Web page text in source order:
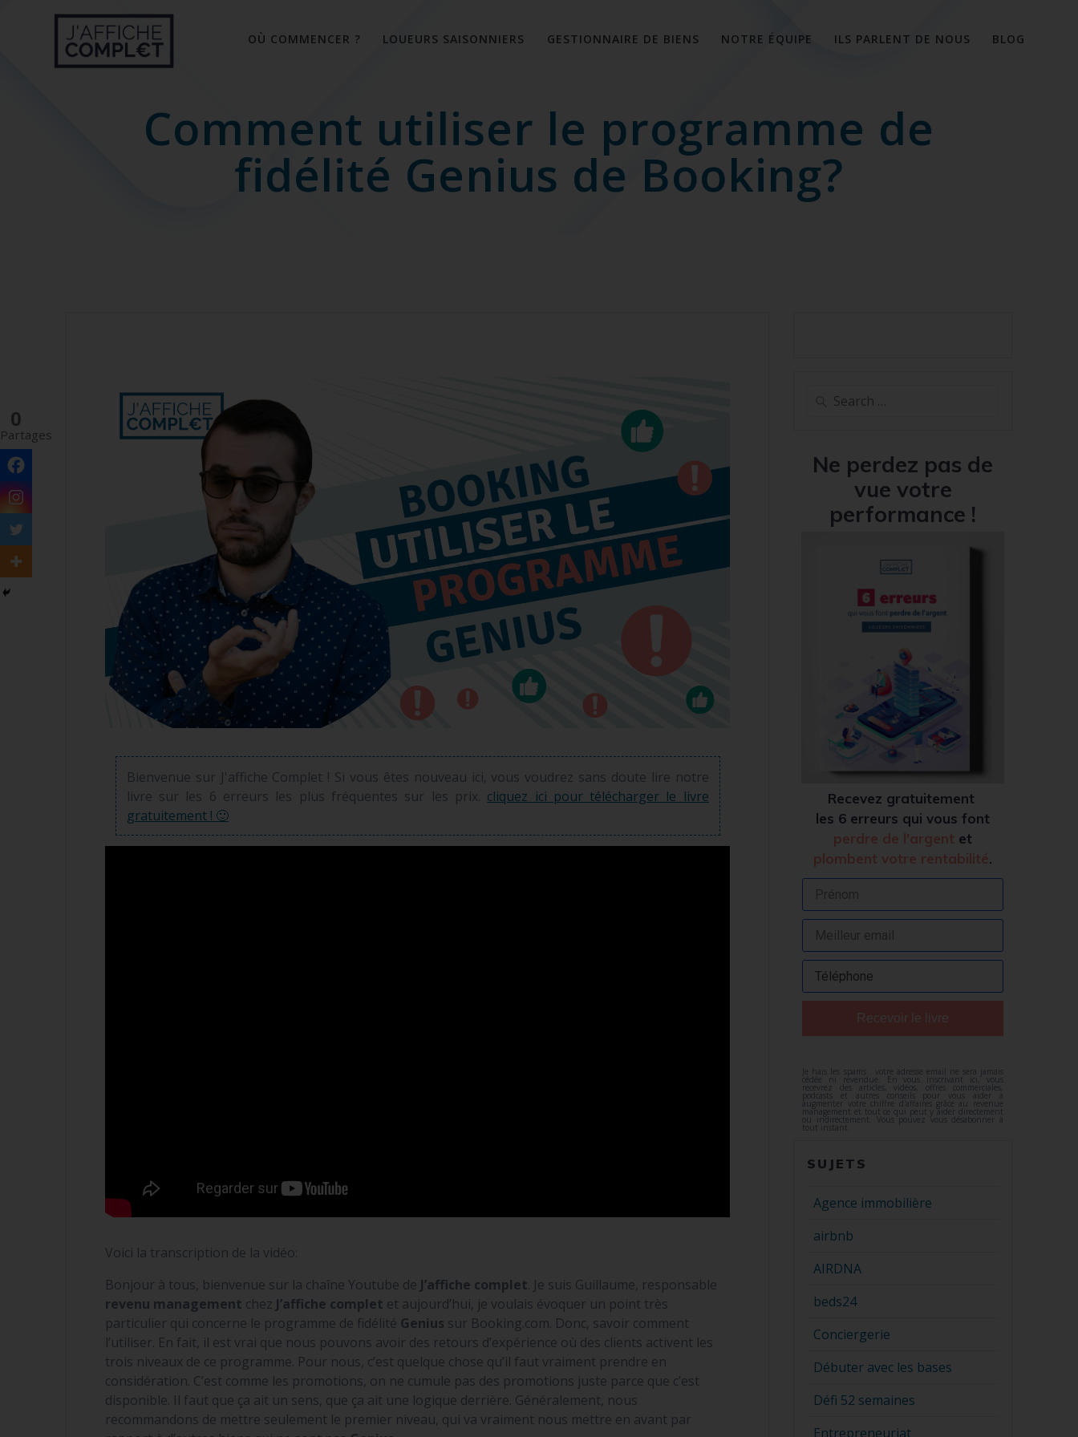
OÙ COMMENCER ? LOUEURS SAISONNIERS GESTIONNAIRE DE BIENS NOTRE ÉQUIPE ILS PARLENT DE NOUS BLOG
Comment utiliser le programme de
fidélité Genius de Booking?
Bienvenue sur J'affiche Complet ! Si vous êtes nouveau ici, vous voudrez sans doute lire notre
livre sur les 6 erreurs les plus fréquentes sur les prix. cliquez ici pour télécharger le livre
gratuitement ! 🙂
Voici la transcription de la vidéo:
Bonjour à tous, bienvenue sur la chaîne Youtube de J’affiche complet. Je suis Guillaume, responsable
revenu management chez J’affiche complet et aujourd’hui, je voulais évoquer un point très
particulier qui concerne le programme de fidélité Genius sur Booking.com. Donc, savoir comment
l’utiliser. En fait, il est vrai que nous pouvons avoir des retours d’expérience où des clients activent les
trois niveaux de ce programme. Pour nous, c’est quelque chose qu’il faut vraiment prendre en
considération. C’est comme les promotions, on ne cumule pas des promotions juste parce que c’est
disponible. Il faut que ça ait un sens, que ça ait une logique derrière. Généralement, nous
recommandons de mettre seulement le premier niveau, qui va vraiment nous mettre en avant par
0
Partages
Search
Ne perdez pas de
vue votre
performance !
Recevez gratuitement
les 6 erreurs qui vous font
perdre de l'argent et
plombent votre rentabilité.
Recevoir le livre
Je hais les spams : votre adresse email ne sera jamais
cédée ni revendue. En vous inscrivant ici, vous
recevrez des articles, vidéos, offres commerciales,
podcasts et autres conseils pour vous aider à
augmenter votre chiffre d'affaires grâce au revenue
management et tout ce qui peut y aider directement
ou indirectement. Vous pouvez vous désabonner à
tout instant.
SUJETS
Agence immobilière
airbnb
AIRDNA
beds24
Conciergerie
Débuter avec les bases
Défi 52 semaines
Entrepreneuriat